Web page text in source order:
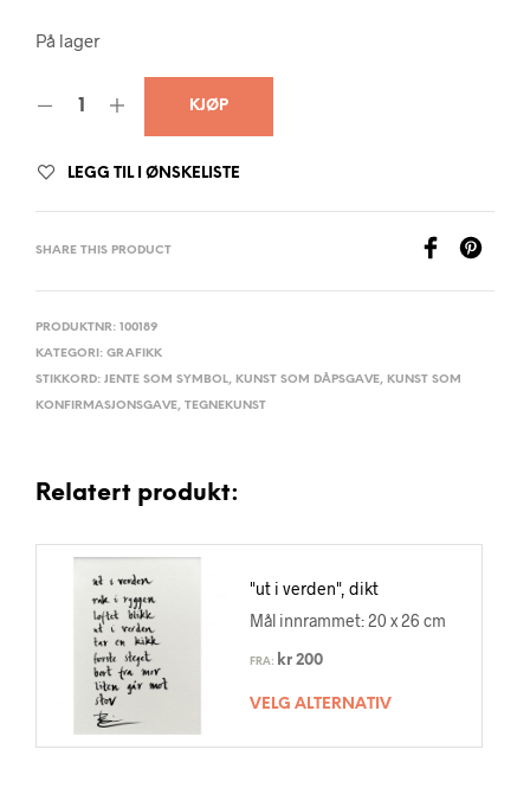
På lager
KJØP
LEGG TIL I ØNSKELISTE
SHARE THIS PRODUCT
PRODUKTNR: 100189
KATEGORI: GRAFIKK
STIKKORD: JENTE SOM SYMBOL, KUNST SOM DÅPSGAVE, KUNST SOM
KONFIRMASJONSGAVE, TEGNEKUNST
Relatert produkt:
"ut i verden", dikt
Mål innrammet: 20 x 26 cm
FRA: kr 200
VELG ALTERNATIV